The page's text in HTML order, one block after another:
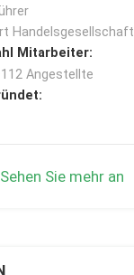
Handelsgesellschaft
Mitarbeiter:
Angestellte
Sehen Sie mehr an